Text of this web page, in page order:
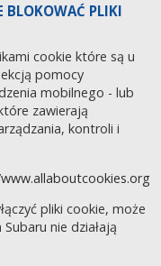
BLOKOWAĆ PLIKI
cookie które są u
pomocy
mobilnego - lub
zawierają
kontroli i
pliki cookie, może
nie działają